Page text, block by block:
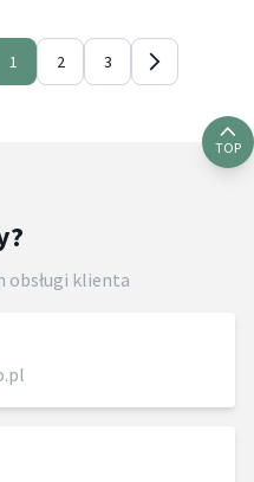
1 2 3
TOP
obsługi klienta